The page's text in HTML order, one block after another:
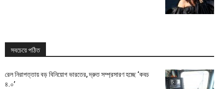
সবচেয়ে পঠিত
রেল নিরাপত্তায় বড় বিনিয়োগ ভারতের, দ্রুত সম্প্রসারণ হচ্ছে ‘কবচ
৪.০’